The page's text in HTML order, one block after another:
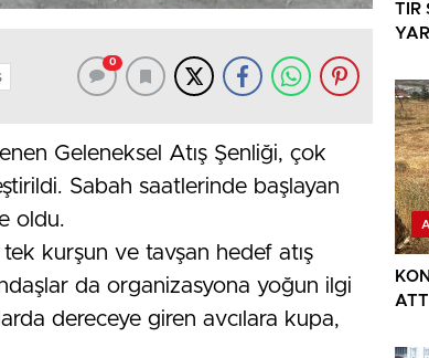
0
Geleneksel Atış Şenliği, çok
Sabah saatlerinde başlayan
oldu.
kurşun ve tavşan hedef atış
da organizasyona yoğun ilgi
dereceye giren avcılara kupa,
TIR